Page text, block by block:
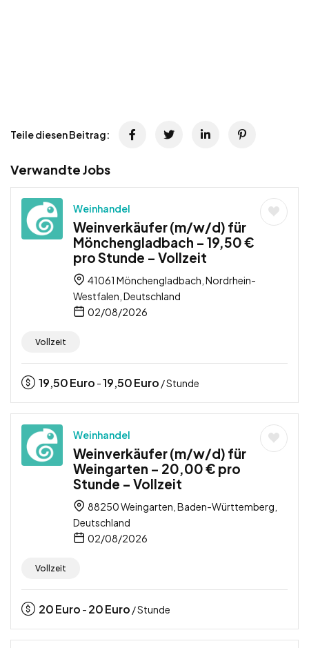
Teile diesen Beitrag:
Verwandte Jobs
Weinhandel
Weinverkäufer (m/w/d) für
Mönchengladbach – 19,50 €
pro Stunde – Vollzeit
41061 Mönchengladbach, Nordrhein-
Westfalen, Deutschland
02/08/2026
Vollzeit
19,50Euro -19,50Euro / Stunde
Weinhandel
Weinverkäufer (m/w/d) für
Weingarten – 20,00 € pro
Stunde – Vollzeit
88250 Weingarten, Baden-Württemberg,
Deutschland
02/08/2026
Vollzeit
20Euro - 20Euro / Stunde